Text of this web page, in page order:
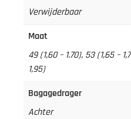
Verwijderbaar
Maat
49 (1,60 – 1.70), 53 (1,65 –
1,95)
Bagagedrager
Achter